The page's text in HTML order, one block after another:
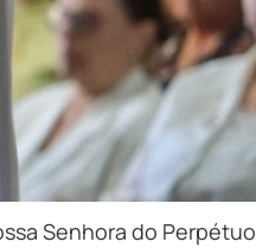
Senhora do Perpétuo